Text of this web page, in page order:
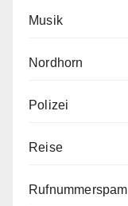
Musik
Nordhorn
Polizei
Reise
Rufnummerspam